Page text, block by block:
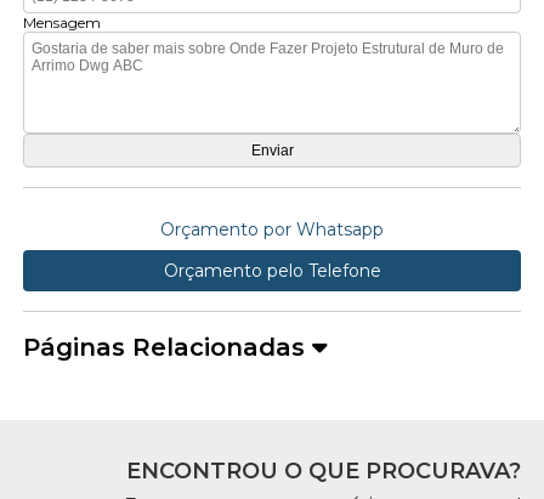
Mensagem
Orçamento por Whatsapp
Orçamento pelo Telefone
Páginas Relacionadas
ENCONTROU O QUE PROCURAVA?